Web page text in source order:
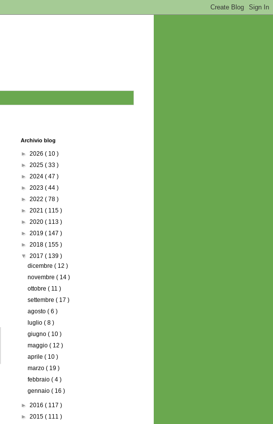
Archivio blog
► 2026 ( 10 )
► 2025 ( 33 )
► 2024 ( 47 )
► 2023 ( 44 )
► 2022 ( 78 )
► 2021 ( 115 )
► 2020 ( 113 )
► 2019 ( 147 )
► 2018 ( 155 )
▼ 2017 ( 139 )
dicembre( 12 )
novembre( 14 )
ottobre( 11 )
settembre( 17 )
agosto( 6 )
luglio( 8 )
giugno( 10 )
maggio( 12 )
aprile( 10 )
marzo( 19 )
febbraio( 4 )
gennaio( 16 )
► 2016 ( 117 )
► 2015 ( 111 )